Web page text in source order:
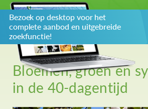
Over ons
Privacybeleid
Redactiestatuut
log in
Bezoek op desktop voor het
complete aanbod en uitgebreide
zoekfunctie!
Bloemen, groen en
in de 40-dagentijd